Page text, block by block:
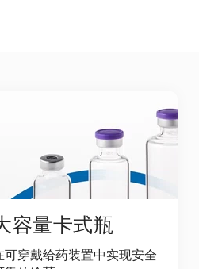
容量卡式瓶
可穿戴给药装置中实现安全